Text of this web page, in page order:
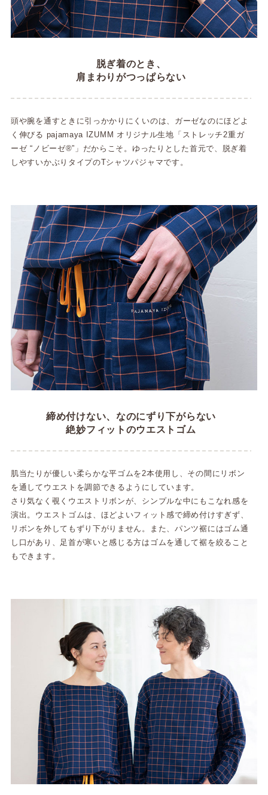
脱ぎ着のとき、
肩まわりがつっぱらない
頭や腕を通すときに引っかかりにくいのは、ガーゼなのにほどよ
く伸びる pajamaya IZUMM オリジナル生地「ストレッチ2重ガ
ーゼ “ノビーゼ®”」だからこそ。ゆったりとした首元で、脱ぎ着
しやすいかぶりタイプのTシャツパジャマです。
締め付けない、なのにずり下がらない
絶妙フィットのウエストゴム
肌当たりが優しい柔らかな平ゴムを2本使用し、その間にリボン
を通してウエストを調節できるようにしています。
さり気なく覗くウエストリボンが、シンプルな中にもこなれ感を
演出。ウエストゴムは、ほどよいフィット感で締め付けすぎず、
リボンを外してもずり下がりません。また、パンツ裾にはゴム通
し口があり、足首が寒いと感じる方はゴムを通して裾を絞ること
もできます。